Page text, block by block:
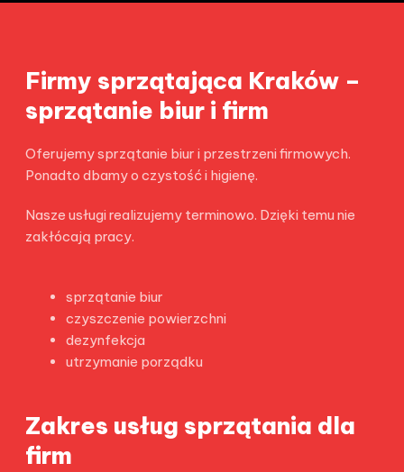
Firmy sprzątająca Kraków –
sprzątanie biur i firm
Oferujemy sprzątanie biur i przestrzeni firmowych.
Ponadto dbamy o czystość i higienę.
Nasze usługi realizujemy terminowo. Dzięki temu nie
zakłócają pracy.
sprzątanie biur
czyszczenie powierzchni
dezynfekcja
utrzymanie porządku
Zakres usług sprzątania dla
firm